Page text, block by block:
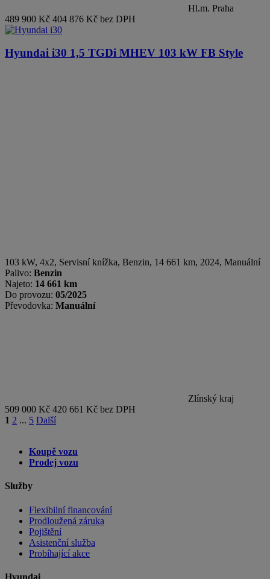
Hl.m. Praha
489 900 Kč 404 876 Kč bez DPH
Hyundai i30 1,5 TGDi MHEV 103 kW FB Style
103 kW, 4x2, Servisní knížka, Benzin, 14 661 km, 2024, Manuální
Palivo: Benzin
Najeto: 14 661 km
Do provozu: 05/2025
Převodovka: Manuální
Zlínský kraj
509 000 Kč 420 661 Kč bez DPH
1 2 ... 5 Další
Koupě vozu
Prodej vozu
Služby
Flexibilní financování
Prodloužená záruka
Pojištění
Asistenční služba
Probíhající akce
Hyundai